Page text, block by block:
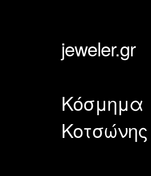
jeweler.gr
Κόσμημα
Κοτσώνης